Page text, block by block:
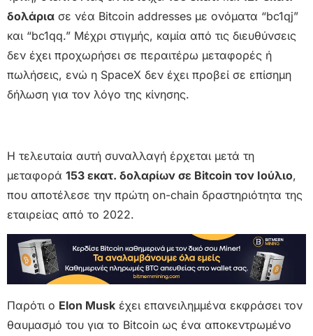
δολάρια σε νέα Bitcoin addresses με ονόματα “bc1qj”
και “bc1qq.” Μέχρι στιγμής, καμία από τις διευθύνσεις
δεν έχει προχωρήσει σε περαιτέρω μεταφορές ή
πωλήσεις, ενώ η SpaceX δεν έχει προβεί σε επίσημη
δήλωση για τον λόγο της κίνησης.
Η τελευταία αυτή συναλλαγή έρχεται μετά τη
μεταφορά 153 εκατ. δολαρίων σε Bitcoin τον Ιούλιο,
που αποτέλεσε την πρώτη on-chain δραστηριότητα της
εταιρείας από το 2022.
Παρότι ο Elon Musk έχει επανειλημμένα εκφράσει τον
θαυμασμό του για το Bitcoin ως ένα αποκεντρωμένο